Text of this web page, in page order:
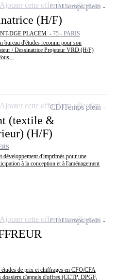
(H/F)
DGE PLACEM - 75 - PARIS
bureau d'études reconnu pour son
/ Dessinatrice Projeteur VRD (H/F)
CDITemps plein
Ajouter cette offre à ma sélection
(textile &
(H/F)
d'imprimés pour une
à la conception et à l'aménagement
CDITemps plein
Ajouter cette offre à ma sélection
de prix et chiffrages en CFO/CFA
d'appels d'offres (CCTP, DPGF,
CDITemps plein
Ajouter cette offre à ma sélection